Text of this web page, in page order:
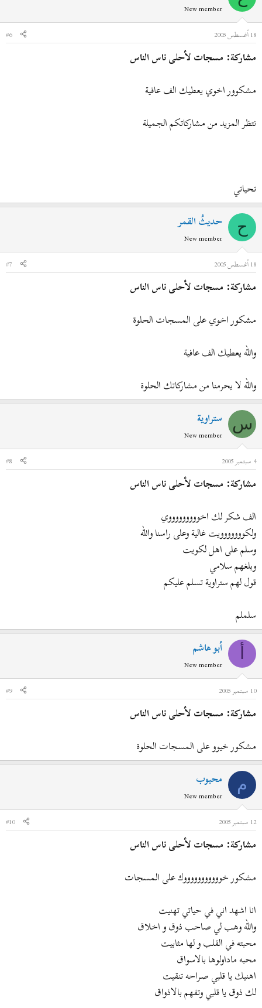
New member
18 أغسطس 2005
#6
مشاركة: مسجات لأحلى ناس الناس
مشكوور اخوي يعطيك الف عافية
نتظر المزيد من مشاركاتكم الجميلة
تحياتي
ح حديثُ القمر
New member
18 أغسطس 2005
#7
مشاركة: مسجات لأحلى ناس الناس
مشكور اخوي على المسجات الحلوة
والله يعطيك الف عافية
والله لا يحرمنا من مشاركاتك الحلوة
س ستراوية
New member
4 سبتمبر 2005
#8
مشاركة: مسجات لأحلى ناس الناس
الف شكر لك اخوووووووووي
ولكووووووويت غالية وعلى راسنا والله
وسلم على اهل لكويت
وبلغهم سلامي
قول لهم ستراوية تسلم عليكم
سلملم
أبو هاشم
New member
10 سبتمبر 2005
#9
مشاركة: مسجات لأحلى ناس الناس
مشكور خيوو على المسجات الحلوة
م محبوب
New member
12 سبتمبر 2005
#10
مشاركة: مسجات لأحلى ناس الناس
مشكور خوووووووووووك على المسجات
انا اشهد اني في حياتي تهنيت
والله وهب لي صاحب ذوق و اخلاق
محبته في القلب و لها مثابيت
محبه ماداولوها بالاسواق
اهنيك يا قلبي صراحه تنقيت
لك ذوق يا قلبي وتفهم بالاذواق